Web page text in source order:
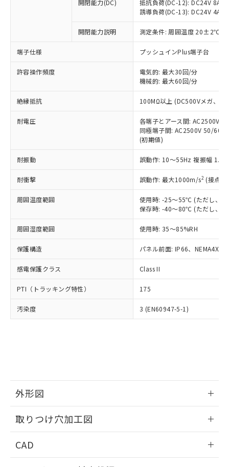
開閉能力(DC)
抵抗負荷(DC-12): DC24V 8A/
誘導負荷(DC-13): DC24V 4A/
開閉能力説明 測定条件: 周囲温度 20±2℃、
端子仕様 プッシュインPlus端子台
許容操作頻度
電気的: 最大30回/分
機械的: 最大60回/分
絶縁抵抗 100MΩ以上 (DC500Vメガ、点
耐電圧
各端子とアース間: AC2500V
同極端子間: AC2500V 50/
(初期値)
耐振動 誤動作: 10～55Hz 複振幅
耐衝撃 誤動作: 最大1000m/s2 (接点
周囲温度範囲
使用時: -25～55℃ (ただし、氷
保存時: -40～80℃ (ただし、氷
周囲湿度範囲 使用時: 35～85%RH
保護構造 パネル前面: IP66、NEMA4X,
感電保護クラス Class II
PTI（トラッキング特性） 175
汚染度 3 (EN60947-5-1)
外形図
取りつけ穴加工図
CAD
ことをご了承ください。
在庫状況および標準価格照会結果は、
記載している更新日時点での社内デー
タに基づき作成されるものであり、閲
覧された時点での実際の在庫および標
準価格とは異なる場合があることをご
正式な納期状況および標準価格はお客
様のお取引先、またはお客様担当のオ
ムロン制御機器販売店・当社販売員に
オムロン制御機器販売店や当社販売拠
販売ネットワーク
」をご確認
在庫状況および標準価格結果を当社の
事前の承諾なく第三者に漏洩または開
示しないようお願いします。
マイパーツ機能（部品リスト作成サー
ビス）をご利用いただくには、I-Web
メンバーズにご登録されている必要が
お客様が当ウェブサイト上で当社にご
登録された部品リストについて、当社
および当社の共同利用者が、当社の製
品・サービスに関するお客様との取
引・商談に必要な範囲で利用すること
をご了承ください。
※当社の共同利用者とは、"個人情報
の「1.共同利
用者の範囲」に記載されている法人を
むを得ず変更することがあります。
*EU RoHS指令（10物質）：
鉛(Pb) 1000ppm以下、 水銀(Hg) 1000ppm以下、 カド
ミウム(Cd) 100ppm以下、
六価クロム(Cr(Ⅵ)) 1000ppm以下、ポリ臭化ビフェニル
類(PBB) 1000ppm以下、ポリ臭化ジフェニルエーテル類
(PBDE) 1000ppm以下、フタル酸ビス(2-エチルヘキシ
ル) (DEHP)(別名：DOP) 1000ppm以下、フタル酸ブチ
(DIBP) 1000ppm以下
但し、RoHS指令で産業用監視および制御機器に対する
フタル酸エステル類の４物質については閾値を超える意
図的な使用がないことを確認しています。
部品在庫の切り替え状況などにより、予定
月が前後することがあります。
※3 非含有証明書ダウンロード
下記の非含有証明書をダウンロードするこ
とができます。
EU RoHS指令（10物質）の非含有証明書
51物質の非含有証明書（当社基準）
※本証明書は発行日時点で非含有を証明す
欄に対応日を記載しておりました。
既に当社にて対応品への在庫切替を完了
り、2022年1月12日より割愛しておりま
す。
「－」：未確認です。当社販売部門へお問
*中国RoHS10物質の基準値 (GB/T26572)：
Pb(鉛) :1000ppm、 Hg(水銀) : 1000ppm、 Cd(カドミウ
ニル類) : 1000ppm、 PBDEs(ポリ臭化ジフェニルエーテ
DBP(フタル酸ジブチル) : 1000ppm、 DIBP(フタル酸ジ
イソブチル) : 1000ppm、 BBP(フタル酸ブチルベンジ
ル) : 1000ppm、
DEHP(フタル酸ビス(2-エチルヘキシル)) : 1000ppm
「ｅ」：有害物質（10物質）のすべてが基
準値以下であることを示します。
「10」：通常の使用状況下において有害物
質が外部に漏えいし、環境に深刻な影響を
及ぼさない年数を意味します。
「－」：未確認です。当社販売部門へお問
い合わせください。
当社は、これら貴社製品のうち、外国
為替および外国貿易法に定める商品
（以下｢規制貨物等」という）を輸出
または国外への提供する場合は、日本
国政府の輸出許可(または役務取引許
可)を取得するなどの必要な手続きを
当社は規制貨物を破棄する場合は、完
全に破砕するなど、違法に輸出されな
いよう必要な手段を講じます。
当社は貴社製品を、核兵器、ミサイ
ル、化学兵器、生物兵器またはその他
武器並びにこれらの製造装置等に一切
当社は、貴社製品を第三者に販売する
場合は、上記1、2および3の内容を当
該第三者に通知します。また当社は、
販売先および販売に係わる関係者が違
法に輸出するおそれがある場合は、取
り引きをいたしません。
○ 一定数以上の在庫あり
一定数には満たないが在庫あり
在庫なし(最新の在庫状況につ
いては、お客様のお取引先、ま
たはお客様担当のオムロン制御
機器販売店・当社販売員にご確
白
受注生産機種、また在庫状況の
情報を公開していない機種